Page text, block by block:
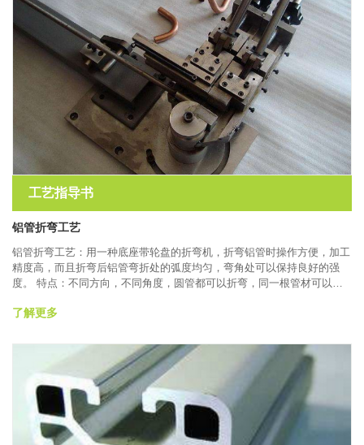
工艺指导书
铝管折弯工艺
铝管折弯工艺：用一种底座带轮盘的折弯机，折弯铝管时操作方便，加工
精度高，而且折弯后铝管弯折处的弧度均匀，弯角处可以保持良好的强
度。 特点：不同方向，不同角度，圆管都可以折弯，同一根管材可以折
轻，加工成本低。
了解更多